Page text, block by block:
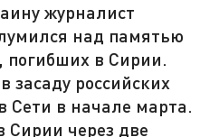
журналист
над памятью
погибших в Сирии.
засаду российских
Сети в начале марта.
Сирии через две